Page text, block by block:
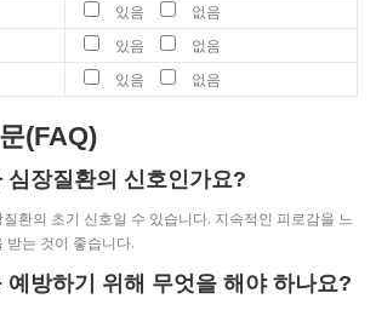
있음
없음
있음
없음
있음 없음
(FAQ)
심장질환의 신호인가요?
환의 초기 신호일 수 있습니다. 지속적인 피로감을 느
받는 것이 좋습니다.
예방하기 위해 무엇을 해야 하나요?